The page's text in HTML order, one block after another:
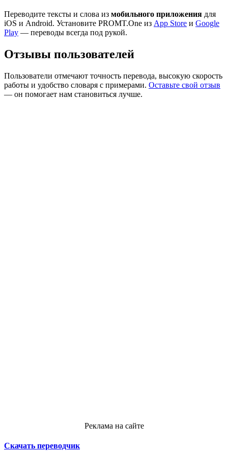
Переводите тексты и слова из мобильного приложения для
iOS и Android. Установите PROMT.One из App Store и Google
Play — переводы всегда под рукой.
Отзывы пользователей
Пользователи отмечают точность перевода, высокую скорость
работы и удобство словаря с примерами. Оставьте свой отзыв
— он помогает нам становиться лучше.
Реклама на сайте
Скачать переводчик